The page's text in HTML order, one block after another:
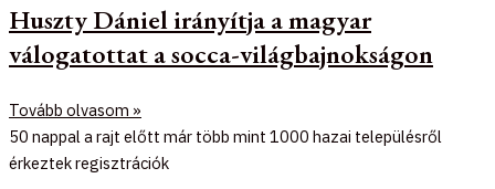
Huszty Dániel irányítja a magyar
válogatottat a socca-világbajnokságon
Tovább olvasom »
50 nappal a rajt előtt már több mint 1000 hazai településről
érkeztek regisztrációk